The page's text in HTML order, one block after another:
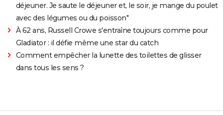
déjeuner. Je saute le déjeuner et, le soir, je mange du poulet
avec des légumes ou du poisson"
À 62 ans, Russell Crowe s'entraîne toujours comme pour
Gladiator : il défie même une star du catch
Comment empêcher la lunette des toilettes de glisser
dans tous les sens ?